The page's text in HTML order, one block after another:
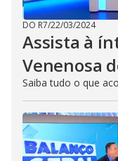
DO R7/22/03/2024
Assista à
Venenosa
Saiba tudo o que